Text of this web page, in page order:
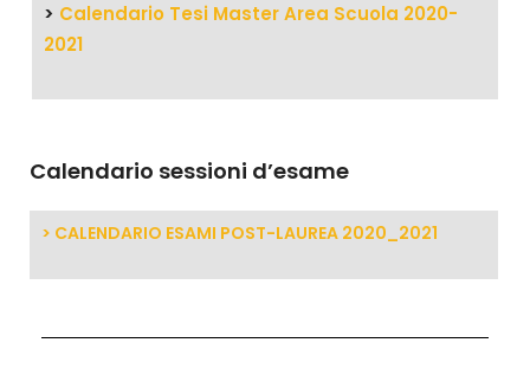
> Calendario Tesi Master Area Scuola 2020-
2021
Calendario sessioni d’esame
> CALENDARIO ESAMI POST-LAUREA 2020_2021